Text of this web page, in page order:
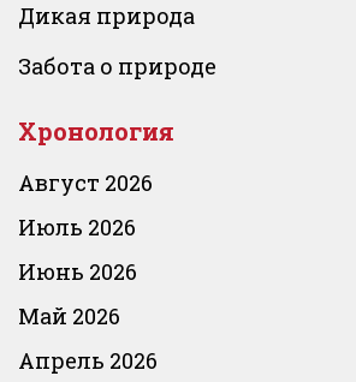
Дикая природа
Забота о природе
Хронология
Август 2026
Июль 2026
Июнь 2026
Май 2026
Апрель 2026